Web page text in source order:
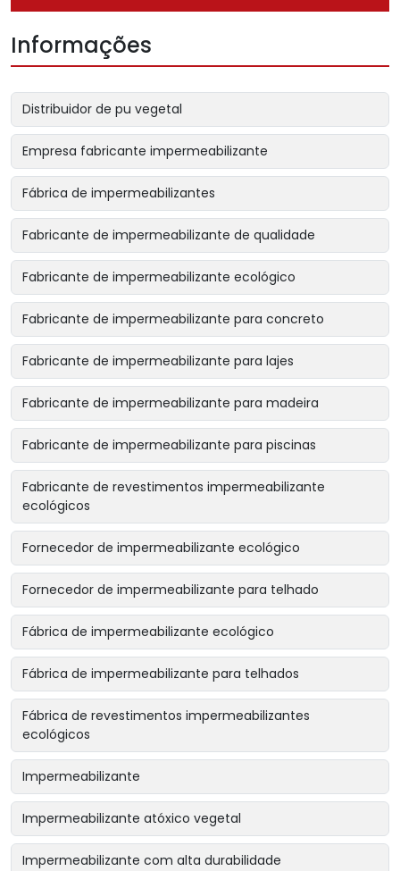
Informações
Distribuidor de pu vegetal
Empresa fabricante impermeabilizante
Fábrica de impermeabilizantes
Fabricante de impermeabilizante de qualidade
Fabricante de impermeabilizante ecológico
Fabricante de impermeabilizante para concreto
Fabricante de impermeabilizante para lajes
Fabricante de impermeabilizante para madeira
Fabricante de impermeabilizante para piscinas
Fabricante de revestimentos impermeabilizante
ecológicos
Fornecedor de impermeabilizante ecológico
Fornecedor de impermeabilizante para telhado
Fábrica de impermeabilizante ecológico
Fábrica de impermeabilizante para telhados
Fábrica de revestimentos impermeabilizantes
ecológicos
Impermeabilizante
Impermeabilizante atóxico vegetal
Impermeabilizante com alta durabilidade